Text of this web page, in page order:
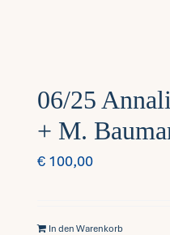
06/25
+ M.
€ 100,00
In den Warenkorb